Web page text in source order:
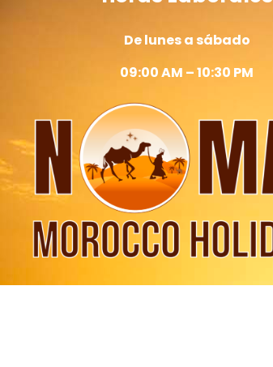
De lunes a sábado
09:00 AM – 10:30 PM